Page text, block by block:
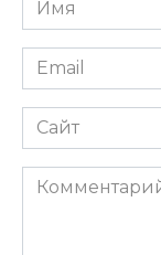
*
Email
*
Сайт
Комментарий